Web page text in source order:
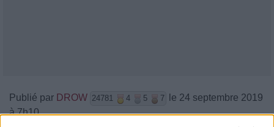
Publié par DROW 24781 4 5 7
le 24 septembre 2019
à 7h10.